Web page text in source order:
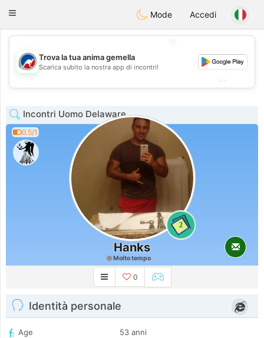
AustraliaChat
Toggle
Mode Accedi
💖
💕
Trova la tua anima gemella
Scarica subito la nostra app di incontri!
Incontri Uomo Delaware
0.5/1
2
Hanks
Molto tempo
0
Identità personale
Age
53 anni